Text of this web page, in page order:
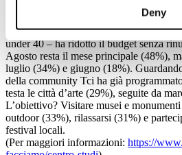
Deny
Il giudizio medio sulla vacanza estiva è
nonostante il 63% abbia rilevato un
contenere le spese, il 47% degli
under 40 – ha ridotto il budget senza
Agosto resta il mese principale (48%),
luglio (34%) e giugno (18%).
della community Tci ha già
testa le città d’arte (29%), seguite da
L’obiettivo? Visitare musei e
outdoor (33%), rilassarsi (31%) e
festival locali.
(Per maggiori informazioni: https://